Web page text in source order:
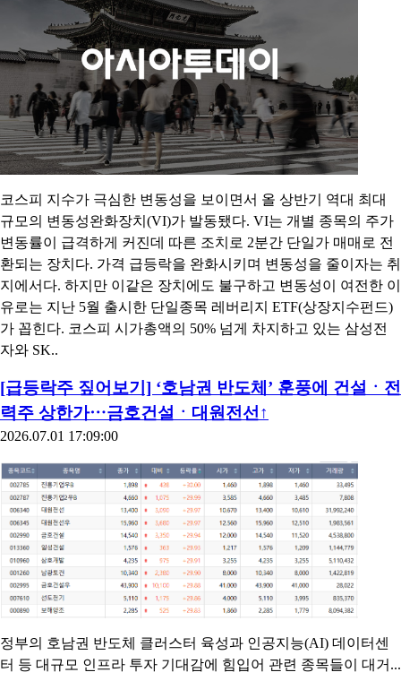
코스피 지수가 극심한 변동성을 보이면서 올 상반기 역대 최대
규모의 변동성완화장치(VI)가 발동됐다. VI는 개별 종목의 주가
변동률이 급격하게 커진데 따른 조치로 2분간 단일가 매매로 전
환되는 장치다. 가격 급등락을 완화시키며 변동성을 줄이자는 취
지에서다. 하지만 이같은 장치에도 불구하고 변동성이 여전한 이
유로는 지난 5월 출시한 단일종목 레버리지 ETF(상장지수펀드)
가 꼽힌다. 코스피 시가총액의 50% 넘게 차지하고 있는 삼성전
자와 SK..
[급등락주 짚어보기] ‘호남권 반도체’ 훈풍에 건설ㆍ전
력주 상한가⋯금호건설ㆍ대원전선↑
2026.07.01 17:09:00
정부의 호남권 반도체 클러스터 육성과 인공지능(AI) 데이터센
터 등 대규모 인프라 투자 기대감에 힘입어 관련 종목들이 대거...